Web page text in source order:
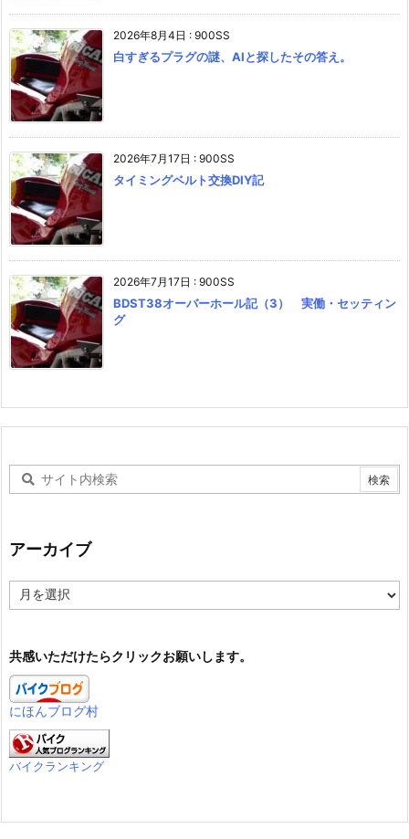
2026年8月4日 : 900SS
白すぎるプラグの謎、AIと探したその答え。
2026年7月17日 : 900SS
タイミングベルト交換DIY記
2026年7月17日 : 900SS
BDST38オーバーホール記（3） 実働・セッティン
グ
アーカイブ
ー
ブ
共感いただけたらクリックお願いします。
にほんブログ村
バイクランキング